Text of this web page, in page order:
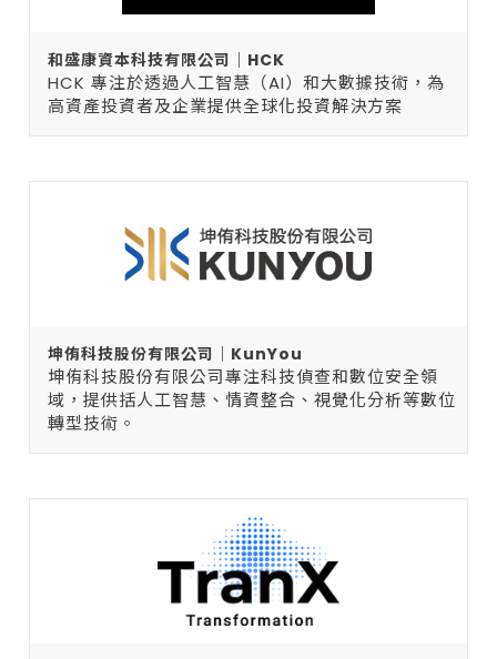
和盛康資本科技有限公司｜HCK
HCK 專注於透過人工智慧（AI）和大數據技術，為
高資產投資者及企業提供全球化投資解決方案
坤侑科技股份有限公司｜KunYou
坤侑科技股份有限公司專注科技偵查和數位安全領
域，提供括人工智慧、情資整合、視覺化分析等數位
轉型技術。